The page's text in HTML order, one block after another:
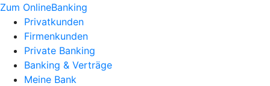
Zum OnlineBanking
Privatkunden
Firmenkunden
Private Banking
Banking & Verträge
Meine Bank